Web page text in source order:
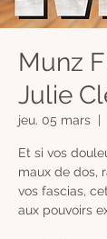
Munz
Julie
jeu. 05 mars
​Et si vos
maux de dos,
vos fascias,
aux pouvoirs